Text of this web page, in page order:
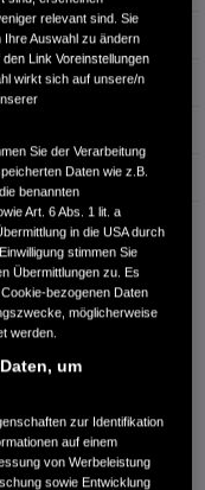
182 PS
relevant sind. Sie
Auswahl zu ändern
Link Voreinstellungen
wirkt sich auf unsere/n
Sie der Verarbeitung
Daten wie z.B.
benannten
Art. 6 Abs. 1 lit. a
in die USA durch
stimmen Sie
Übermittlungen zu. Es
bezogenen Daten
möglicherweise
werden.
um
zur Identifikation
auf einem
von Werbeleistung
sowie Entwicklung